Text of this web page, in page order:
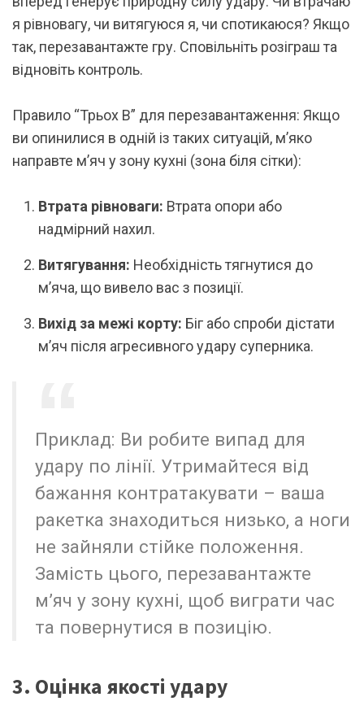
я рівновагу, чи витягуюся я, чи спотикаюся? Якщо
так, перезавантажте гру. Сповільніть розіграш та
відновіть контроль.
Правило “Трьох В” для перезавантаження: Якщо
ви опинилися в одній із таких ситуацій, м’яко
направте м’яч у зону кухні (зона біля сітки):
Втрата рівноваги: Втрата опори або
надмірний нахил.
Витягування: Необхідність тягнутися до
м’яча, що вивело вас з позиції.
Вихід за межі корту: Біг або спроби дістати
м’яч після агресивного удару суперника.
Приклад: Ви робите випад для
удару по лінії. Утримайтеся від
бажання контратакувати – ваша
ракетка знаходиться низько, а ноги
не зайняли стійке положення.
Замість цього, перезавантажте
м’яч у зону кухні, щоб виграти час
та повернутися в позицію.
3. Оцінка якості удару